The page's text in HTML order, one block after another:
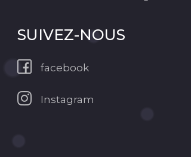
SUIVEZ-NOUS
facebook
Instagram